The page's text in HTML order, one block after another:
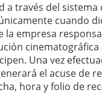
a través del
cuando
la empresa
Una vez
el acuse de
hora y folio de